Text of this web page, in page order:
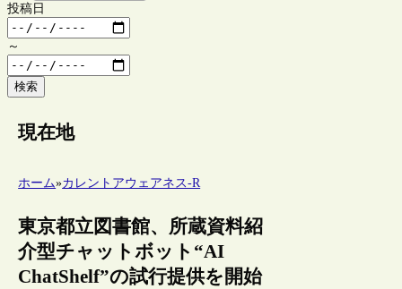
投稿日
～
検索
現在地
ホーム»カレントアウェアネス-R
東京都立図書館、所蔵資料紹
介型チャットボット“AI
ChatShelf”の試行提供を開始